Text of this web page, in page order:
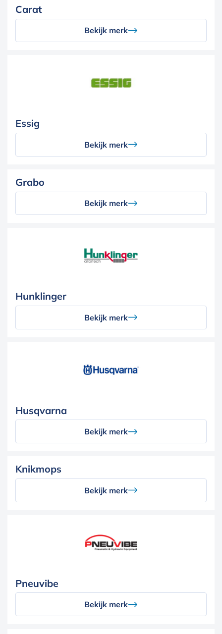
Carat
Bekijk merk
Essig
Bekijk merk
Grabo
Bekijk merk
Hunklinger
Bekijk merk
Husqvarna
Bekijk merk
Knikmops
Bekijk merk
Pneuvibe
Bekijk merk